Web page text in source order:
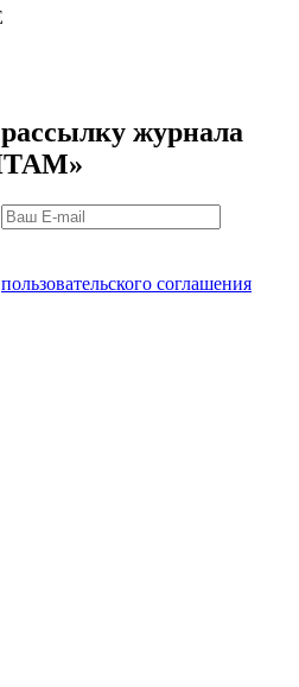
журнала
пользовательского соглашения